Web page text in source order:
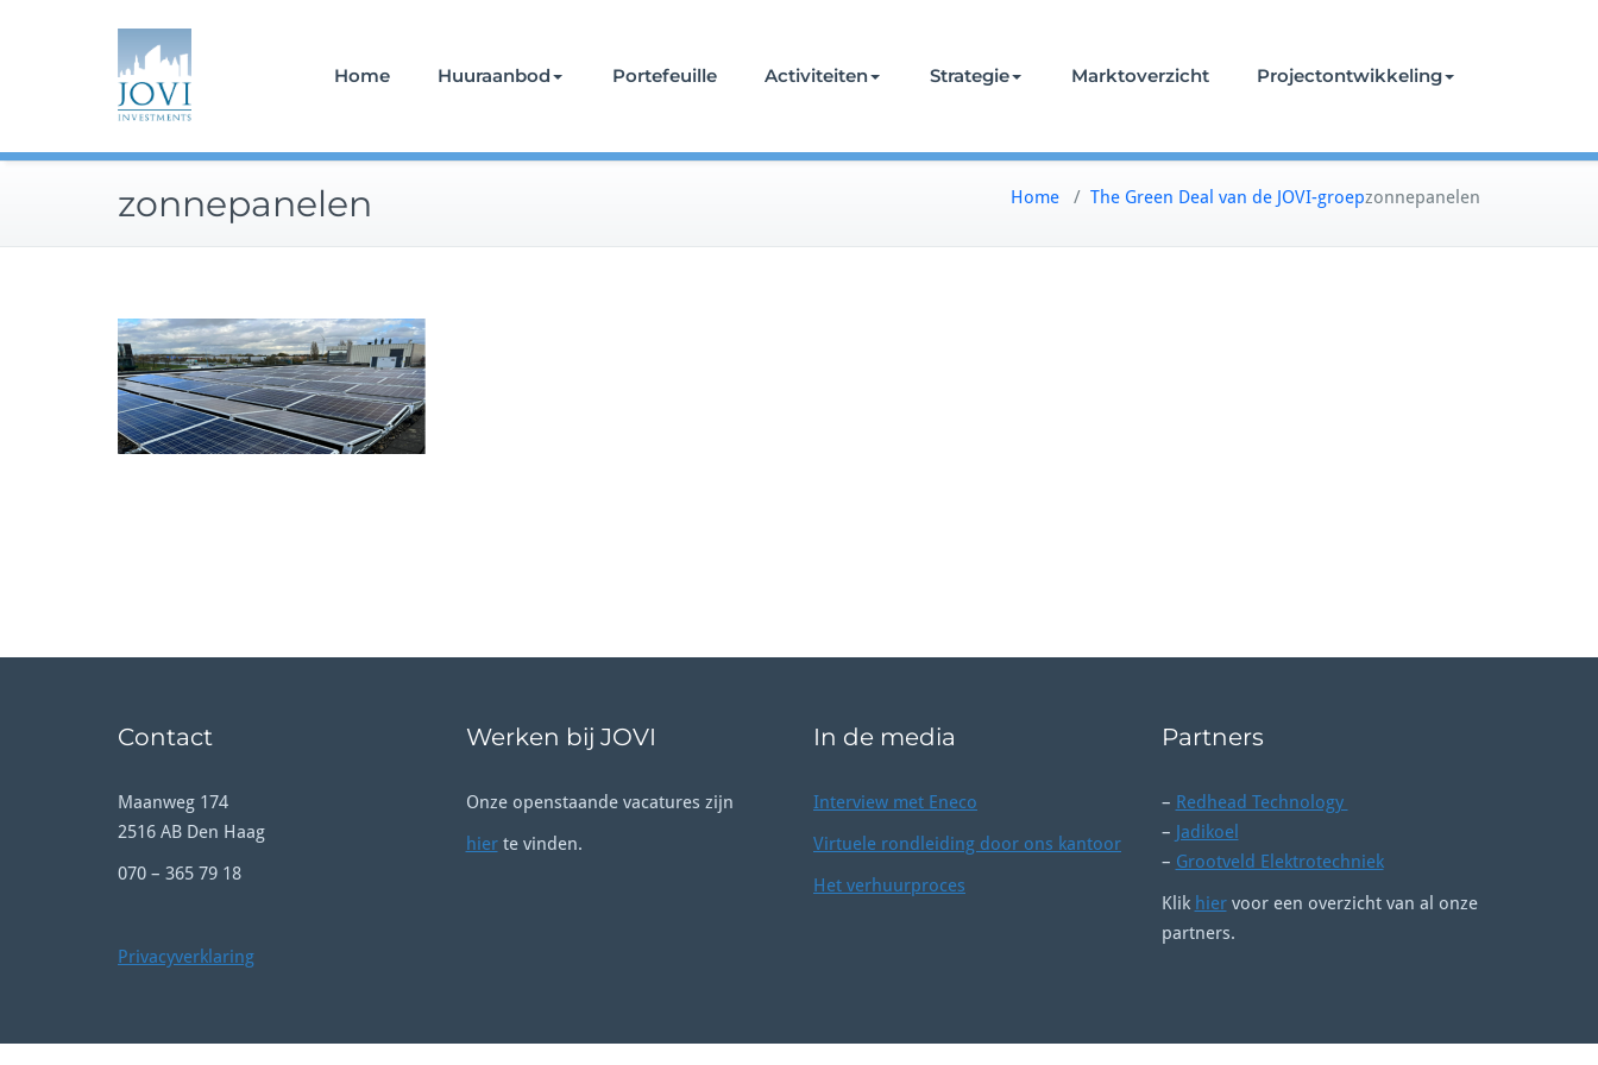
Home Huuraanbod Portefeuille Activiteiten Strategie Marktoverzicht Projectontwikkeling
zonnepanelen Home / The Green Deal van de JOVI-groepzonnepanelen
Contact
Maanweg 174
2516 AB Den Haag
070 – 365 79 18
Privacyverklaring
Werken bij JOVI
Onze openstaande vacatures zijn
hierte vinden.
In de media
Interview met Eneco
Virtuele rondleiding door ons kantoor
Het verhuurproces
Partners
– Redhead Technology
– Jadikoel
– Grootveld Elektrotechniek
Klik hiervoor een overzicht van al onze
partners.